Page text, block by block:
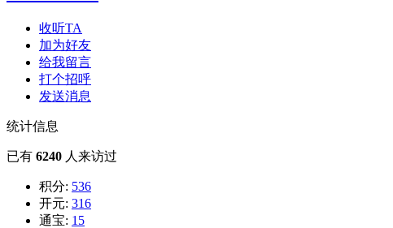
收听TA
加为好友
给我留言
打个招呼
发送消息
统计信息
已有 6240 人来访过
积分: 536
开元: 316
通宝: 15